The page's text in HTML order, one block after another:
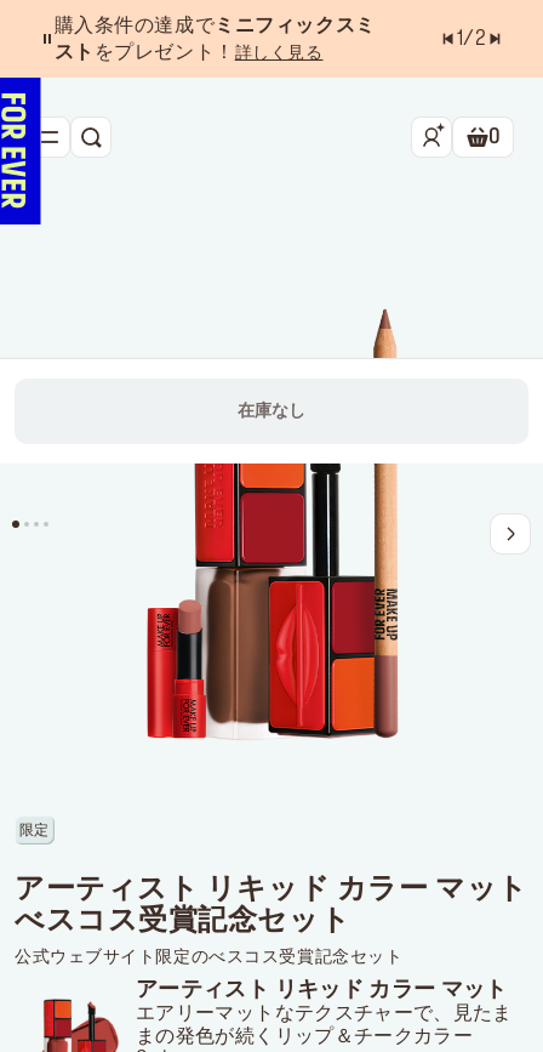
購入条件の達成でミニフィックスミ
スト をプレゼント！ 詳しく見る
1/2
アイ
ラストチャンス
ログインまたはサインアップ
日本 (¥)
検索 ショ
0
限定
アーティスト リキッド カラー マット
べスコス受賞記念セット
公式ウェブサイト限定のべスコス受賞記念セット
アーティスト リキッド カラー マット
エアリーマットなテクスチャーで、見たま
まの発色が続くリップ＆チークカラー
在庫なし